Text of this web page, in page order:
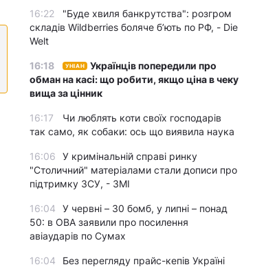
16:22
"Буде хвиля банкрутства": розгром
складів Wildberries боляче бʼють по РФ, - Die
Welt
16:18 УНІАН
Українців попередили про
обман на касі: що робити, якщо ціна в чеку
вища за цінник
16:17
Чи люблять коти своїх господарів
так само, як собаки: ось що виявила наука
16:06
У кримінальній справі ринку
"Столичний" матеріалами стали дописи про
підтримку ЗСУ, - ЗМІ
16:04
У червні – 30 бомб, у липні – понад
50: в ОВА заявили про посилення
авіаударів по Сумах
16:04
Без перегляду прайс-кепів Україні